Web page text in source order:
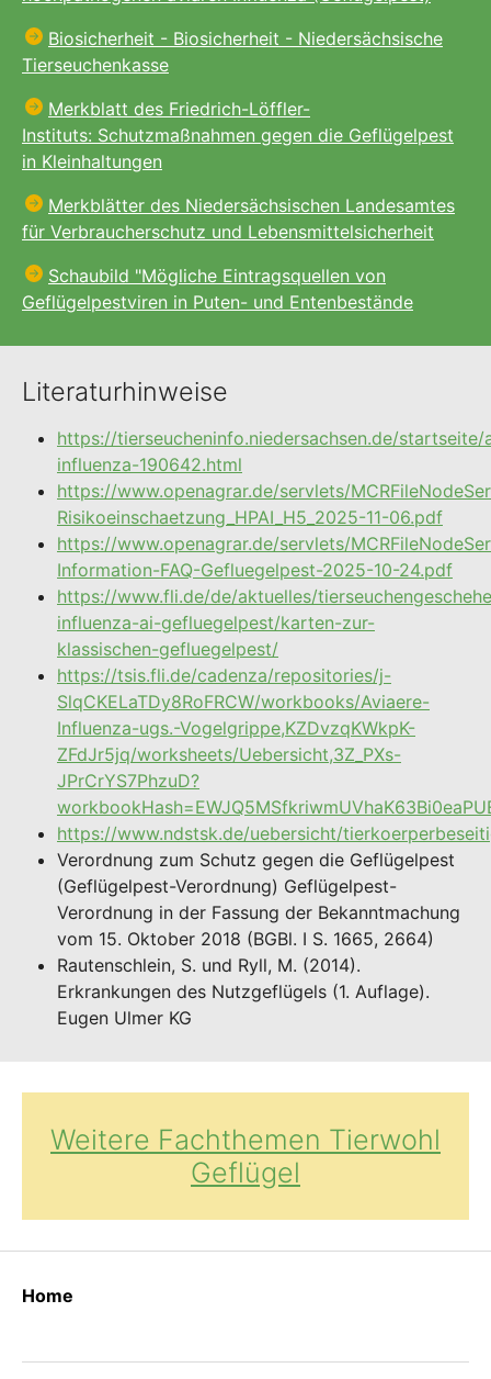
Biosicherheit - Biosicherheit - Niedersächsische
Tierseuchenkasse
Merkblatt des Friedrich-Löffler-
Instituts: Schutzmaßnahmen gegen die Geflügelpest
in Kleinhaltungen
Merkblätter des Niedersächsischen Landesamtes
für Verbraucherschutz und Lebensmittelsicherheit
Schaubild "Mögliche Eintragsquellen von
Geflügelpestviren in Puten- und Entenbestände
Literaturhinweise
https://tierseucheninfo.niedersachsen.de/
influenza-190642.html
https://www.openagrar.de/servlets/
Risikoeinschaetzung_HPAI_H5_2025-11-06.pdf
https://www.openagrar.de/servlets/
Information-FAQ-Gefluegelpest-2025-10-24.pdf
https://www.fli.de/de/aktuelles/
influenza-ai-gefluegelpest/karten-zur-
klassischen-gefluegelpest/
https://tsis.fli.de/cadenza/repositories/j-
SlqCKELaTDy8RoFRCW/workbooks/Aviaere-
Influenza-ugs.-Vogelgrippe,KZDvzqKWkpK-
ZFdJr5jq/worksheets/Uebersicht,3Z_PXs-
JPrCrYS7PhzuD?
https://www.ndstsk.de/uebersicht/
Verordnung zum Schutz gegen die Geflügelpest
(Geflügelpest-Verordnung) Geflügelpest-
Verordnung in der Fassung der Bekanntmachung
vom 15. Oktober 2018 (BGBl. I S. 1665, 2664)
Rautenschlein, S. und Ryll, M. (2014).
Erkrankungen des Nutzgeflügels (1. Auflage).
Eugen Ulmer KG
Weitere Fachthemen Tierwohl
Geflügel
Home